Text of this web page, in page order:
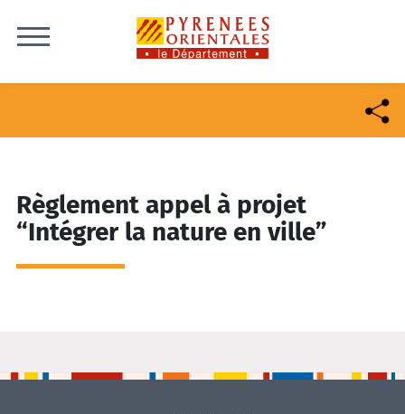
Règlement appel à projet
“Intégrer la nature en ville”